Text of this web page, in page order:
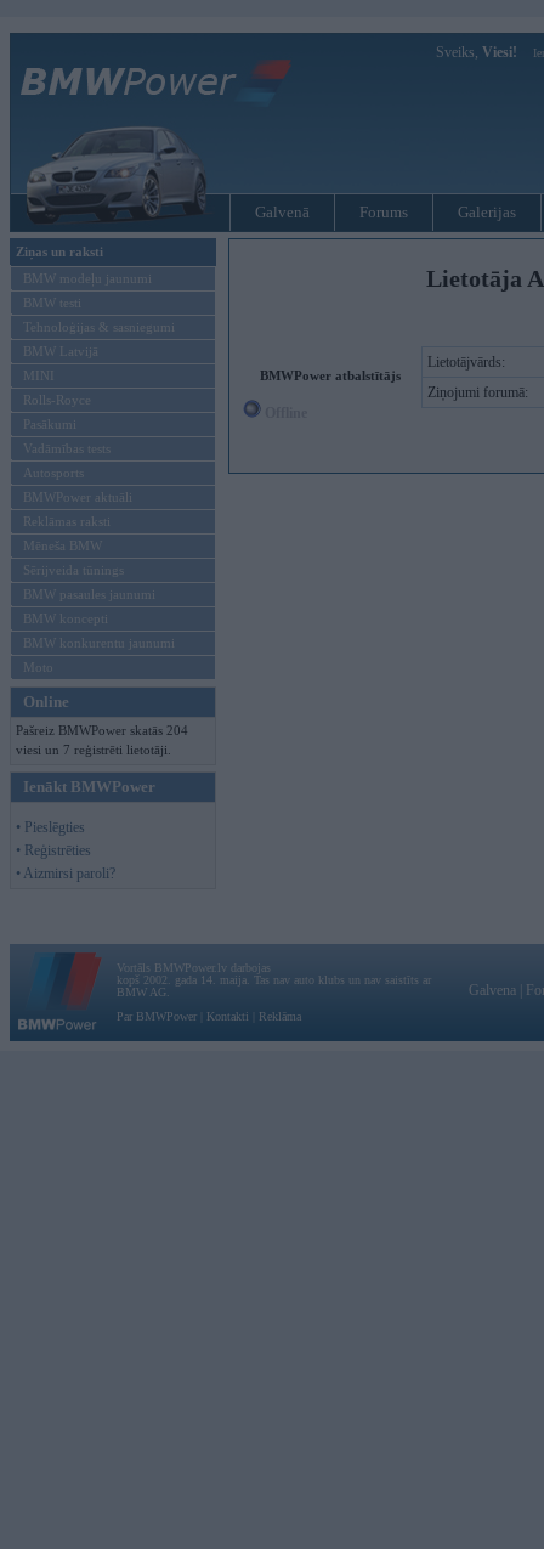
Sveiks, Viesi!
Galvenā Forums Galerijas
Ziņas un raksti
BMW modeļu jaunumi
BMW testi
Tehnoloģijas & sasniegumi
BMW Latvijā
MINI
Rolls-Royce
Pasākumi
Vadāmības tests
Autosports
BMWPower aktuāli
Reklāmas raksti
Mēneša BMW
Sērijveida tūnings
BMW pasaules jaunumi
BMW koncepti
BMW konkurentu jaunumi
Moto
Online
Pašreiz BMWPower skatās 204
viesi un 7 reģistrēti lietotāji.
Ienākt BMWPower
• Pieslēgties
• Reģistrēties
• Aizmirsi paroli?
Lietotāja
BMWPower atbalstītājs
Lietotājvārds:
Ziņojumi forumā:
Vortāls BMWPower.lv darbojas
kopš 2002. gada 14. maija. Tas nav auto klubs un nav saistīts ar
BMW AG.
Par BMWPower
Kontakti Reklāma
Galvena